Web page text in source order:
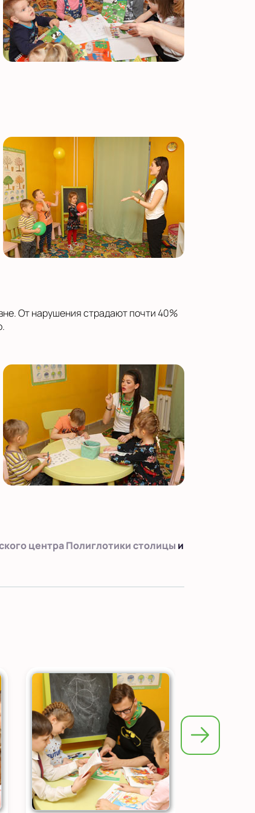
От нарушения страдают почти 40%
центра Полиглотики столицы и